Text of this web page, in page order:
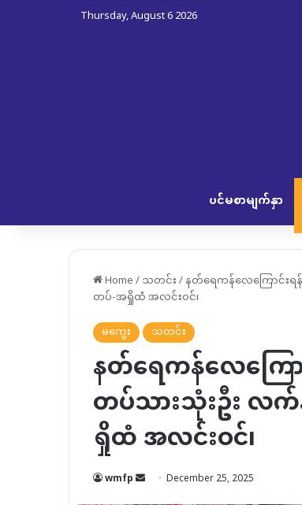
Thursday, August 6 2026
ပင်မစာမျက်နှာ
Home/သတင်း/နတ်ရေကန်လေကြောင်း
တပ်-အရှိုထံ အလင်းဝင်၊
မကွေး
သတင်း
နတ်ရေကန်လေကြေ
တပ်သားသုံးဦး လ
ရှိုထံ အလင်းဝင်၊
wmfp SendDecember 25, 2025